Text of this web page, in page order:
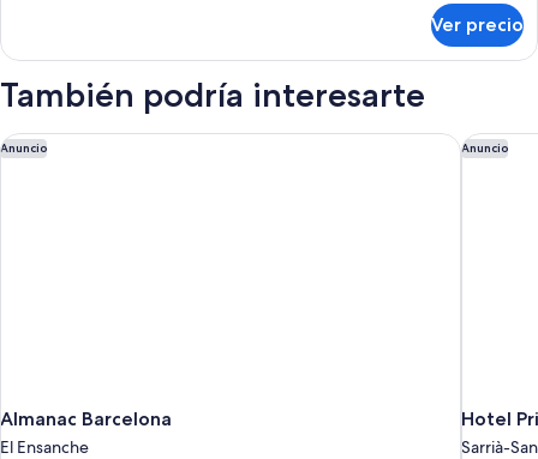
Ver precio
También podría interesarte
Anuncio
Almanac Barcelona
El Ensanche
Almanac Barcelona Anuncio
Hotel
Sarrià-
Hotel